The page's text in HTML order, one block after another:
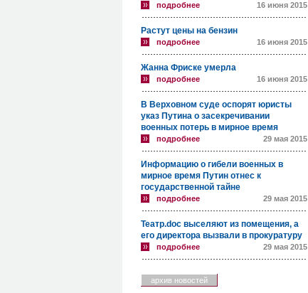
подробнее 16 июня 2015
Растут цены на бензин
подробнее 16 июня 2015
Жанна Фриске умерла
подробнее 16 июня 2015
В Верховном суде оспорят юристы
указ Путина о засекречивании
военных потерь в мирное время
подробнее 29 мая 2015
Информацию о гибели военных в
мирное время Путин отнес к
государственной тайне
подробнее 29 мая 2015
Театр.doc выселяют из помещения, а
его директора вызвали в прокуратуру
подробнее 29 мая 2015
архив новостей